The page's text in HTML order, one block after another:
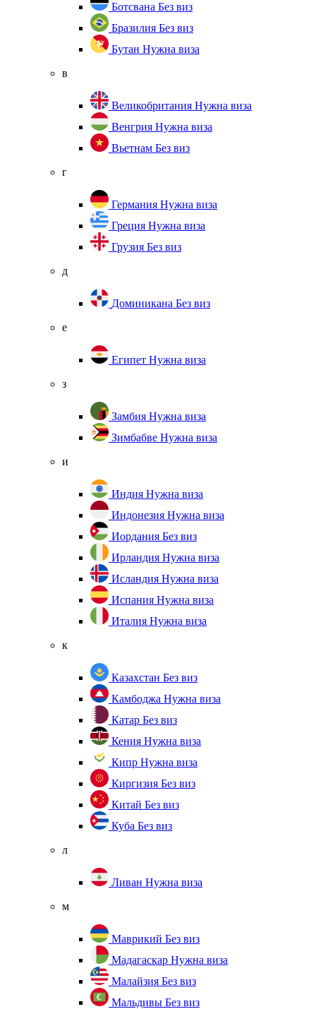
Ботсвана Без виз
Бразилия Без виз
Бутан Нужна виза
в
Великобритания Нужна виза
Венгрия Нужна виза
Вьетнам Без виз
г
Германия Нужна виза
Греция Нужна виза
Грузия Без виз
д
Доминикана Без виз
е
Египет Нужна виза
з
Замбия Нужна виза
Зимбабве Нужна виза
и
Индия Нужна виза
Индонезия Нужна виза
Иордания Без виз
Ирландия Нужна виза
Исландия Нужна виза
Испания Нужна виза
Италия Нужна виза
к
Казахстан Без виз
Камбоджа Нужна виза
Катар Без виз
Кения Нужна виза
Кипр Нужна виза
Киргизия Без виз
Китай Без виз
Куба Без виз
л
Ливан Нужна виза
м
Маврикий Без виз
Мадагаскар Нужна виза
Малайзия Без виз
Мальдивы Без виз